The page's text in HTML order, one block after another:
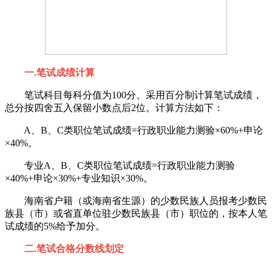
一.笔试成绩计算
笔试科目每科分值为100分。采用百分制计算笔试成绩，
总分按四舍五入保留小数点后2位。计算方法如下：
A、B、C类职位笔试成绩=行政职业能力测验×60%+申论
×40%。
专业A、B、C类职位笔试成绩=行政职业能力测验
×40%+申论×30%+专业知识×30%。
海南省户籍（或海南省生源）的少数民族人员报考少数民
族县（市）或省直单位驻少数民族县（市）职位的，按本人笔
试成绩的5%给予加分。
二.笔试合格分数线划定